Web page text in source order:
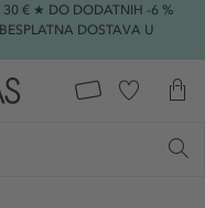
30 € ★ DO DODATNIH -6 %
DOSTAVA U